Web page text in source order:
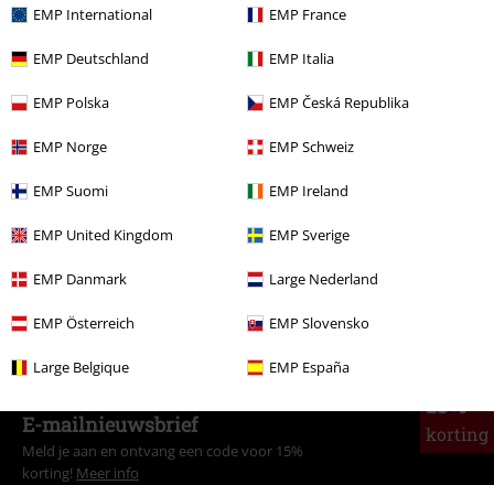
EMP International EMP France
EMP Deutschland EMP Italia
EMP Polska EMP Česká Republika
EMP Norge EMP Schweiz
EMP Suomi EMP Ireland
EMP United Kingdom EMP Sverige
EMP Danmark Large Nederland
EMP Österreich EMP Slovensko
Large Belgique EMP España
Meer categorieën. Meer opties.
15%
korting
E-mailnieuwsbrief
Meld je aan en ontvang een code voor 15%
korting! Meer info